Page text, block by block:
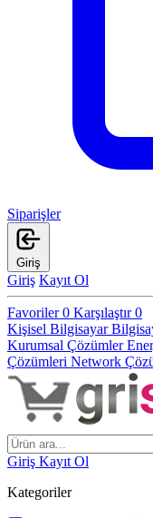
Siparişler
Giriş
Giriş Kayıt Ol
Favoriler0 Karşılaştır0
Kişisel Bilgisayar
Kurumsal Çözümler
Çözümleri Network
Giriş Kayıt Ol
Kategoriler